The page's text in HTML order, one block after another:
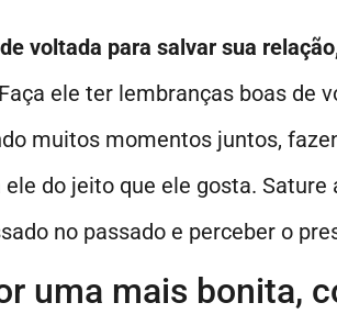
voltada para salvar sua
ele ter lembranças boas de
muitos momentos juntos,
do jeito que ele gosta.
no passado e perceber o
uma mais bonita,